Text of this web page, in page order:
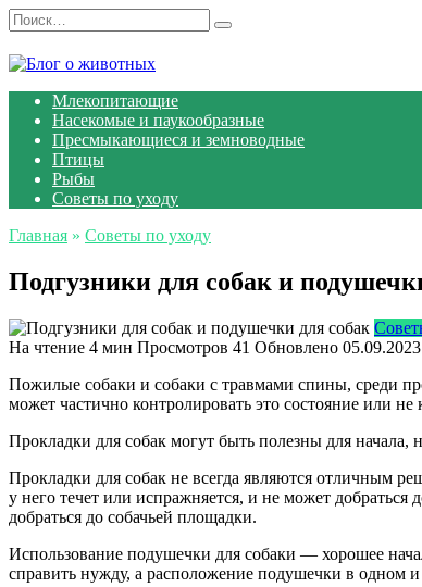
Перейти
к
содержанию
Search
for:
Млекопитающие
Насекомые и паукообразные
Пресмыкающиеся и земноводные
Птицы
Рыбы
Советы по уходу
Главная » Советы по уходу
Подгузники для собак и
На чтение 4 мин Просмотров 41 Обновлено 05.09.2023
Пожилые собаки и собаки с травмами спины, среди
может частично контролировать это состояние или не
Прокладки для собак могут быть полезны для начала,
Прокладки для собак не всегда являются отличным
у него течет или испражняется, и не может
добраться до собачьей площадки.
Использование подушечки для собаки — хорошее
справить нужду, а расположение подушечки в одном